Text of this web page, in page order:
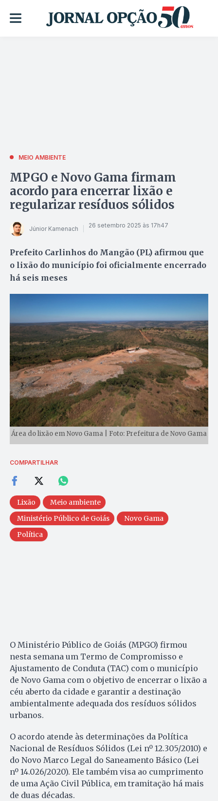
MEIO AMBIENTE
MPGO e Novo Gama firmam
acordo para encerrar lixão e
regularizar resíduos sólidos
Júnior Kamenach 26 setembro 2025 às 17h47
Prefeito Carlinhos do Mangão (PL) afirmou que
o lixão do município foi oficialmente encerrado
há seis meses
Área do lixão em Novo Gama | Foto: Prefeitura de Novo Gama
COMPARTILHAR
Lixão
Meio ambiente
Ministério Público de Goiás
Novo Gama
Política
O Ministério Público de Goiás (MPGO) firmou
nesta semana um Termo de Compromisso e
Ajustamento de Conduta (TAC) com o município
de Novo Gama com o objetivo de encerrar o lixão a
céu aberto da cidade e garantir a destinação
ambientalmente adequada dos resíduos sólidos
urbanos.
O acordo atende às determinações da Política
Nacional de Resíduos Sólidos (Lei nº 12.305/2010) e
do Novo Marco Legal do Saneamento Básico (Lei
nº 14.026/2020). Ele também visa ao cumprimento
de uma Ação Civil Pública, em tramitação há mais
de duas décadas.